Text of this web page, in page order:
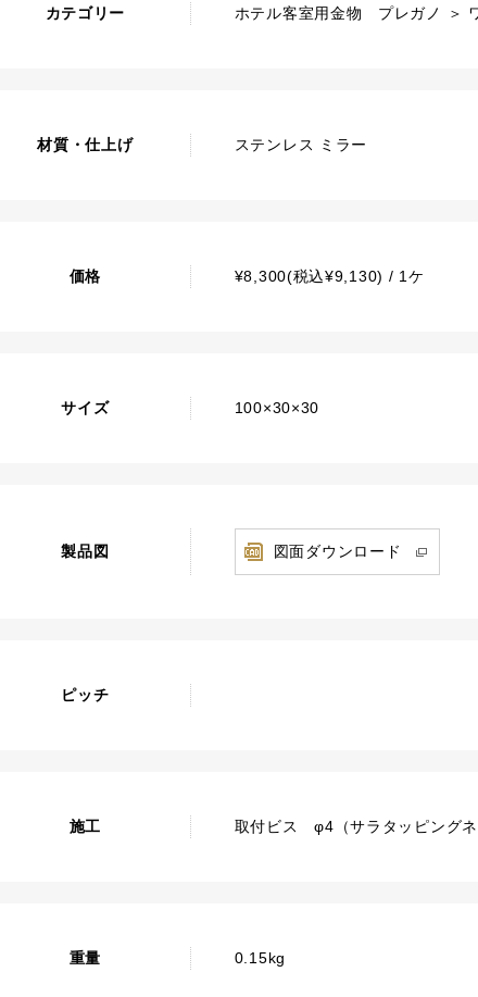
カテゴリー ホテル客室用金物 プレガノ ＞
材質・仕上げ ステンレス ミラー
価格 ¥8,300(税込¥9,130) / 1ケ
サイズ 100×30×30
製品図 図面ダウンロード
ピッチ
施工 取付ビス φ4（サラタッピング
重量 0.15kg